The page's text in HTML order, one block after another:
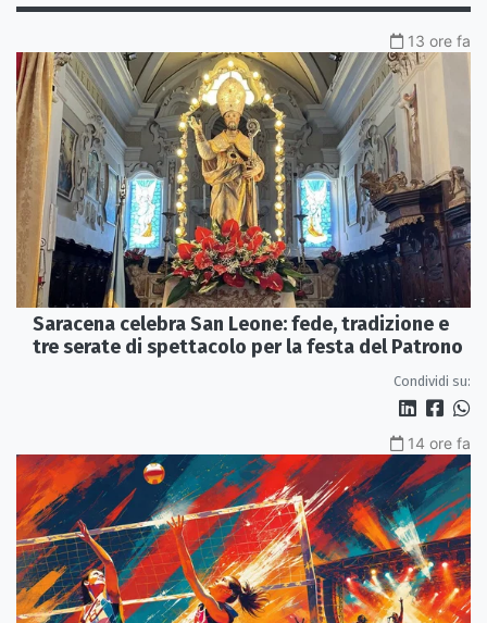
13 ore fa
Saracena celebra San Leone: fede, tradizione e
tre serate di spettacolo per la festa del Patrono
Condividi su:
14 ore fa